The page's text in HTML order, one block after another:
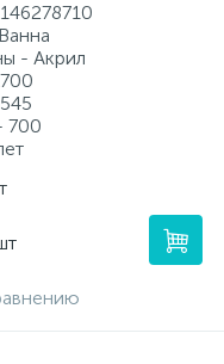
- Акрил
700